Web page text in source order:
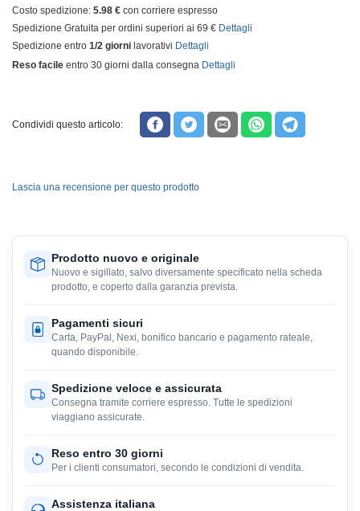
Costo spedizione: 5.98 € con corriere espresso
Spedizione Gratuita per ordini superiori ai 69 € Dettagli
Spedizione entro 1/2 giorni lavorativi Dettagli
Reso facile entro 30 giorni dalla consegna Dettagli
Condividi questo articolo:
Lascia una recensione per questo prodotto
Prodotto nuovo e originale
Nuovo e sigillato, salvo diversamente specificato nella scheda
prodotto, e coperto dalla garanzia prevista.
Pagamenti sicuri
Carta, PayPal, Nexi, bonifico bancario e pagamento rateale,
quando disponibile.
Spedizione veloce e assicurata
Consegna tramite corriere espresso. Tutte le spedizioni
viaggiano assicurate.
Reso entro 30 giorni
Per i clienti consumatori, secondo le condizioni di vendita.
Assistenza italiana